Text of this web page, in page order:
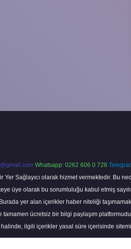
Whatsapp: 0262 606 0 726
Sağlayıcı olarak hizmet vermektedir. Bu
üye olarak bu sorumluluğu kabul etmiş
yer alan içerikler haber niteliği
ücretsiz bir bilgi paylaşım
ilgili içerikler yasal süre içerisinde